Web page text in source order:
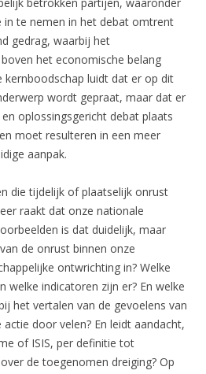
betrokken partijen, waaronder
in te nemen in het debat omtrent
gedrag, waarbij het
het economische belang
luidt dat er op dit
wordt gepraat, maar dat er
oplossingsgericht debat plaats
moet resulteren in een meer
aanpak.
die tijdelijk of plaatselijk onrust
raakt dat onze nationale
is dat duidelijk, maar
de onrust binnen onze
ontwrichting in? Welke
welke indicatoren zijn er? En welke
het vertalen van de gevoelens van
door velen? En leidt aandacht,
of ISIS, per definitie tot
de toegenomen dreiging? Op